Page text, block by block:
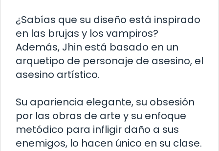
¿Sabías que su diseño está inspirado
en las brujas y los vampiros?
Además, Jhin está basado en un
arquetipo de personaje de asesino, el
asesino artístico.
Su apariencia elegante, su obsesión
por las obras de arte y su enfoque
metódico para infligir daño a sus
enemigos, lo hacen único en su clase.